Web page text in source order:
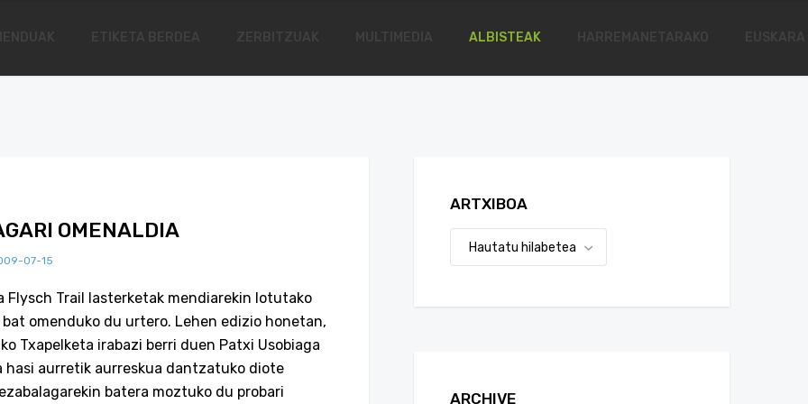
ALBISTEAK
OMENALDIA
07-15
Flysch Trail lasterketak mendiarekin lotutako
bat omenduko du urtero. Lehen edizio honetan,
Txapelketa irabazi berri duen Patxi Usobiaga
hasi aurretik aurreskua dantzatuko diote
batera moztuko du probari
ARTXIBOA
ARCHIVE